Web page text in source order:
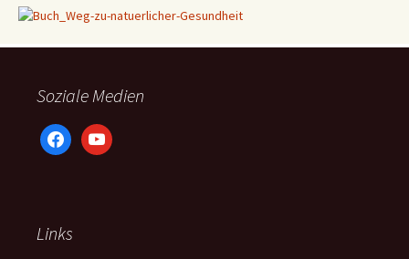
Soziale Medien
facebookyoutube
Links